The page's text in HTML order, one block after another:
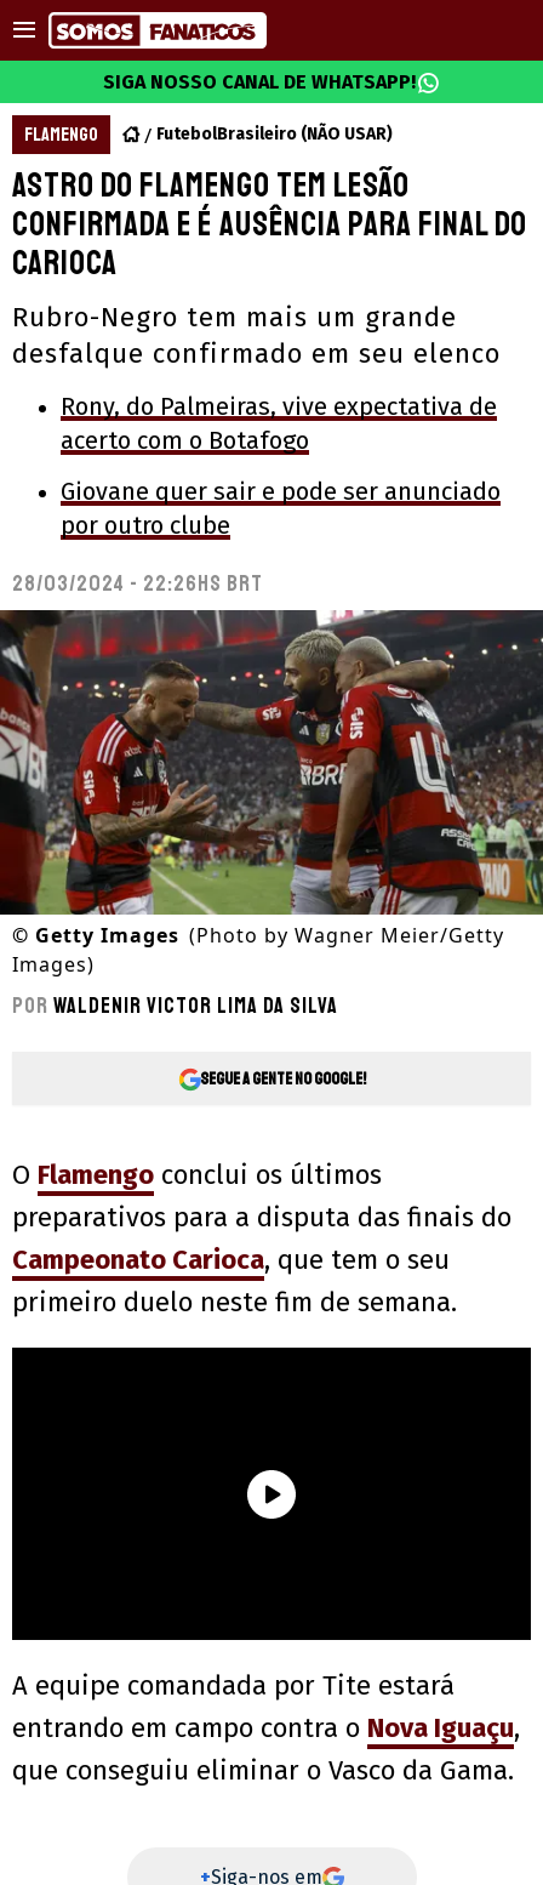
SIGA NOSSO CANAL DE WHATSAPP!
FLAMENGO FutebolBrasileiro (NÃO USAR)
Astro do Flamengo tem lesão
confirmada e é ausência para final do
Carioca
Rubro-Negro tem mais um grande
desfalque confirmado em seu elenco
Rony, do Palmeiras, vive expectativa de
acerto com o Botafogo
Giovane quer sair e pode ser anunciado
por outro clube
28/03/2024 - 22:26hs BRT
© Getty Images (Photo by Wagner Meier/Getty
Images)
Por Waldenir Victor Lima Da Silva
Segue a gente no Google!
O Flamengo conclui os últimos
preparativos para a disputa das finais do
Campeonato Carioca, que tem o seu
primeiro duelo neste fim de semana.
A equipe comandada por Tite estará
entrando em campo contra o Nova Iguaçu,
que conseguiu eliminar o Vasco da Gama.
+Siga-nos em